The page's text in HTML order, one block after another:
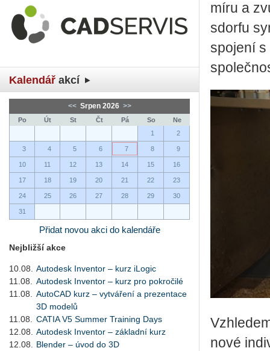
Kalendář akcí
<< Srpen 2026 >>
Po Út St Čt Pá So
Ne
1
2
3 4 5 6 7 8 9
10 11 12 13 14 15 16
17 18 19 20 21 22 23
24 25 26 27 28 29 30
31
Přidat novou akci do kalendáře
Nejbližší akce
10.08.
Autodesk Inventor – kurz iLogic
11.08.
Autodesk Inventor – kurz pro pokročilé
11.08.
AutoCAD kurz – vytváření a prezentace
3D modelů
11.08.
CATIA V5 Summer Training Days
12.08.
Autodesk Inventor – základní kurz
12.08.
Blender – úvod do 3D
míru a
sdor­fu
spo­je­ní s
nové